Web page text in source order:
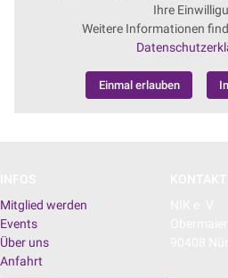
Ihre
Weitere Informationen
Einmal erlauben
Mitglied werden
Events
Über uns
Anfahrt